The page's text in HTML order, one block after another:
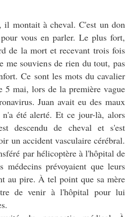
montait à cheval. C'est un don
vous en parler. Le plus fort,
de la mort et recevant trois fois
me souviens de rien du tout, pas
Ce sont les mots du cavalier
5 mai, lors de la première vague
Juan avait eu des maux
n'a été alerté. Et ce jour-là, alors
descendu de cheval et s'est
un accident vasculaire cérébral.
par hélicoptère à l'hôpital de
prévoyaient que leurs
au pire. À tel point que sa mère
de venir à l'hôpital pour lui